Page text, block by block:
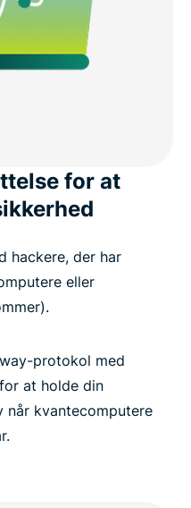
for at
hackere, der har
eller
protokol med
at holde din
når kvantecomputere